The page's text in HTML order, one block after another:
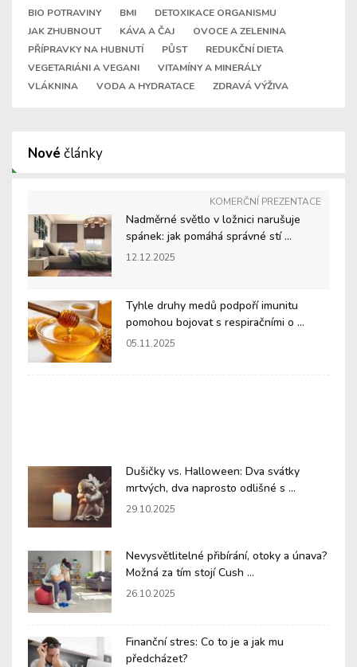
BIO POTRAVINY BMI
DETOXIKACE ORGANISMU
JAK ZHUBNOUT
KÁVA A ČAJ
OVOCE A ZELENINA
PŘÍPRAVKY NA HUBNUTÍ
PŮST
REDUKČNÍ DIETA
VEGETARIÁNI A VEGANI
VITAMÍNY A MINERÁLY
VLÁKNINA
VODA A HYDRATACE ZDRAVÁ VÝŽIVA
Nové články
KOMERČNÍ PREZENTACE
Nadměrné světlo v ložnici narušuje
spánek: jak pomáhá správné stí ...
12.12.2025
Tyhle druhy medů podpoří imunitu
pomohou bojovat s respiračními o ...
05.11.2025
Dušičky vs. Halloween: Dva svátky
mrtvých, dva naprosto odlišné s ...
29.10.2025
Nevysvětlitelné přibírání, otoky a únava?
Možná za tím stojí Cush ...
26.10.2025
Finanční stres: Co to je a jak mu
předcházet?